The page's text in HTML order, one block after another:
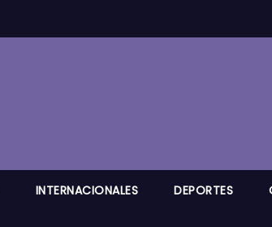
INTERNACIONALES DEPORTES